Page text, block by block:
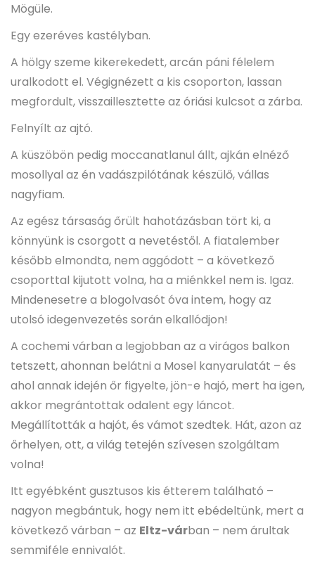
Mögüle.
Egy ezeréves kastélyban.
A hölgy szeme kikerekedett, arcán páni félelem
uralkodott el. Végignézett a kis csoporton, lassan
megfordult, visszaillesztette az óriási kulcsot a zárba.
Felnyílt az ajtó.
A küszöbön pedig moccanatlanul állt, ajkán elnéző
mosollyal az én vadászpilótának készülő, vállas
nagyfiam.
Az egész társaság őrült hahotázásban tört ki, a
könnyünk is csorgott a nevetéstől. A fiatalember
később elmondta, nem aggódott – a következő
csoporttal kijutott volna, ha a miénkkel nem is. Igaz.
Mindenesetre a blogolvasót óva intem, hogy az
utolsó idegenvezetés során elkallódjon!
A cochemi várban a legjobban az a virágos balkon
tetszett, ahonnan belátni a Mosel kanyarulatát – és
ahol annak idején őr figyelte, jön-e hajó, mert ha igen,
akkor megrántottak odalent egy láncot.
Megállították a hajót, és vámot szedtek. Hát, azon az
őrhelyen, ott, a világ tetején szívesen szolgáltam
volna!
Itt egyébként gusztusos kis étterem található –
nagyon megbántuk, hogy nem itt ebédeltünk, mert a
következő várban – az Eltz-várban – nem árultak
semmiféle ennivalót.